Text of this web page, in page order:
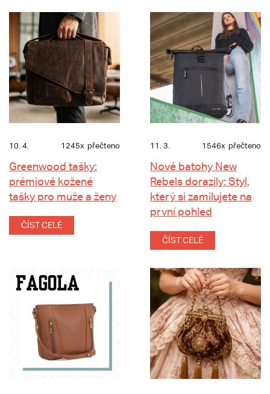
10. 4. 1245x přečteno
Greenwood tašky:
prémiové kožené
tašky pro muže a ženy
ČÍST CELÉ
11. 3. 1546x přečteno
Nové batohy New
Rebels dorazily: Styl,
který si zamilujete na
první pohled
ČÍST CELÉ